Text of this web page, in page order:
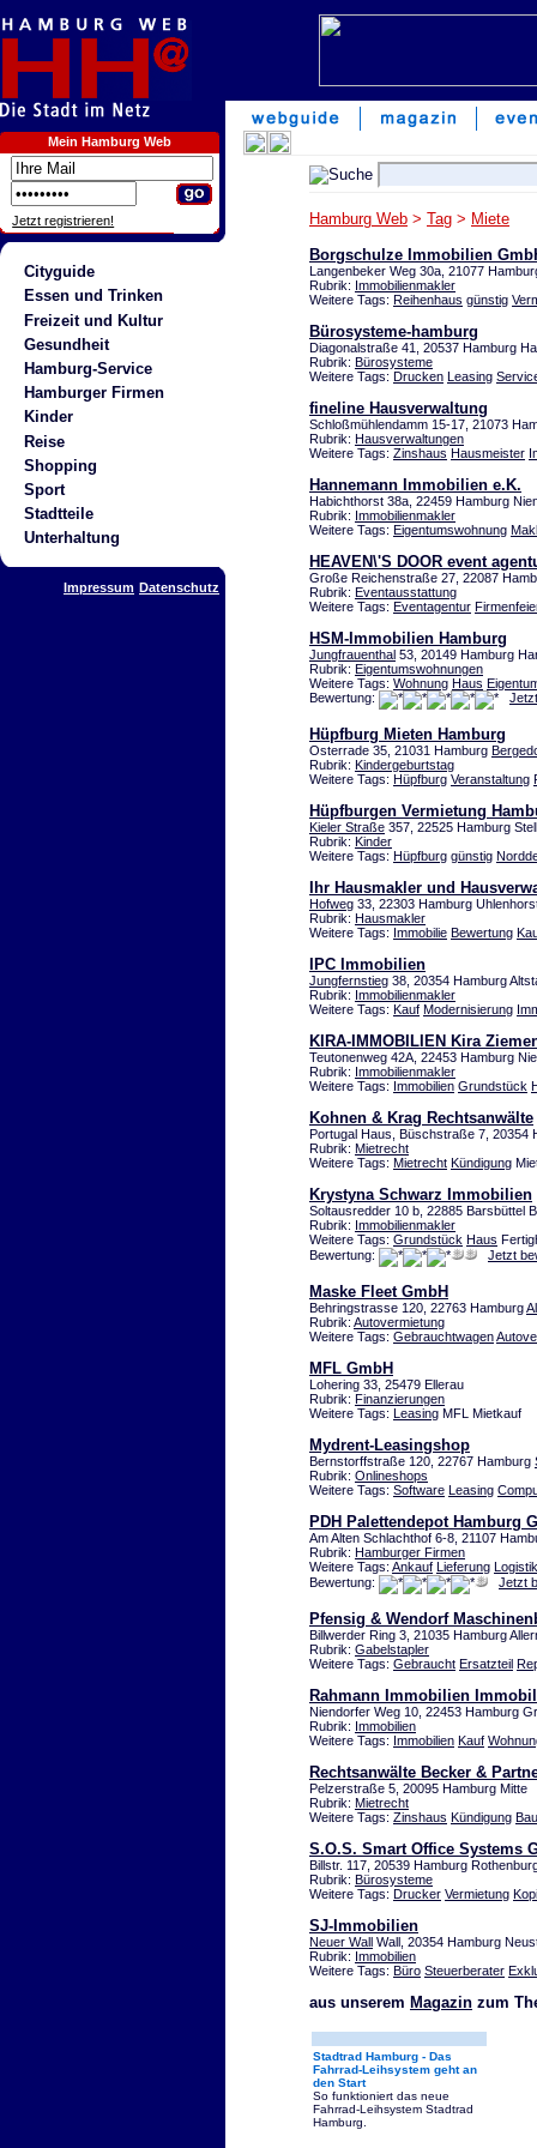
Mein Hamburg Web
Jetzt registrieren!
Cityguide
Essen und Trinken
Freizeit und Kultur
Gesundheit
Hamburg-Service
Hamburger Firmen
Kinder
Reise
Shopping
Sport
Stadtteile
Unterhaltung
Impressum Datenschutz
Hamburg Web > Tag > Miete
Borgschulze Immobilien
Langenbeker Weg 30a, 21077
Rubrik: Immobilienmakler
Weitere Tags: Reihenhaus günstig
Bürosysteme-hamburg
Diagonalstraße 41, 20537 Hamburg
Rubrik: Bürosysteme
Weitere Tags: Drucken Leasing
fineline Hausverwaltung
Schloßmühlendamm 15-17, 21073
Rubrik: Hausverwaltungen
Weitere Tags: Zinshaus Hausmeister
Hannemann Immobilien e.K.
Habichthorst 38a, 22459 Hamburg
Rubrik: Immobilienmakler
Weitere Tags: Eigentumswohnung
HEAVEN\'S DOOR event
Große Reichenstraße 27, 22087
Rubrik: Eventausstattung
Weitere Tags: Eventagentur
HSM-Immobilien Hamburg
Jungfrauenthal 53, 20149 Hamburg
Rubrik: Eigentumswohnungen
Weitere Tags: Wohnung Haus
Bewertung:
Hüpfburg Mieten Hamburg
Osterrade 35, 21031 Hamburg
Rubrik: Kindergeburtstag
Weitere Tags: Hüpfburg Veranstaltung
Hüpfburgen Vermietung
Kieler Straße 357, 22525 Hamburg
Rubrik: Kinder
Weitere Tags: Hüpfburg günstig
Ihr Hausmakler und
Hofweg 33, 22303 Hamburg
Rubrik: Hausmakler
Weitere Tags: Immobilie Bewertung
IPC Immobilien
Jungfernstieg 38, 20354 Hamburg
Rubrik: Immobilienmakler
Weitere Tags: Kauf Modernisierung
KIRA-IMMOBILIEN Kira
Teutonenweg 42A, 22453 Hamburg
Rubrik: Immobilienmakler
Weitere Tags: Immobilien Grundstück
Kohnen & Krag Rechtsanwälte
Portugal Haus, Büschstraße 7, 20354
Rubrik: Mietrecht
Weitere Tags: Mietrecht Kündigung
Krystyna Schwarz Immobilien
Soltausredder 10 b, 22885 Barsbüttel
Rubrik: Immobilienmakler
Weitere Tags: Grundstück Haus
Bewertung:
Jetzt
Maske Fleet GmbH
Behringstrasse 120, 22763 Hamburg
Rubrik: Autovermietung
Weitere Tags: Gebrauchtwagen
MFL GmbH
Lohering 33, 25479 Ellerau
Rubrik: Finanzierungen
Weitere Tags: Leasing MFL Mietkauf
Mydrent-Leasingshop
Bernstorffstraße 120, 22767 Hamburg
Rubrik: Onlineshops
Weitere Tags: Software Leasing
PDH Palettendepot Hamburg
Am Alten Schlachthof 6-8, 21107
Rubrik: Hamburger Firmen
Weitere Tags: Ankauf Lieferung Logistik
Bewertung:
Jetzt
Pfensig & Wendorf
Billwerder Ring 3, 21035 Hamburg
Rubrik: Gabelstapler
Weitere Tags: Gebraucht Ersatzteil
Rahmann Immobilien
Niendorfer Weg 10, 22453 Hamburg
Rubrik: Immobilien
Weitere Tags: Immobilien Kauf
Rechtsanwälte Becker &
Pelzerstraße 5, 20095 Hamburg Mitte
Rubrik: Mietrecht
Weitere Tags: Zinshaus Kündigung
S.O.S. Smart Office Systems
Billstr. 117, 20539 Hamburg
Rubrik: Bürosysteme
Weitere Tags: Drucker Vermietung
SJ-Immobilien
Neuer Wall Wall, 20354 Hamburg
Rubrik: Immobilien
Weitere Tags: Büro Steuerberater
aus unserem Magazin zum
Stadtrad Hamburg - Das
Fahrrad-Leihsystem geht an
den Start
So funktioniert das neue
Fahrrad-Leihsystem Stadtrad
Hamburg.